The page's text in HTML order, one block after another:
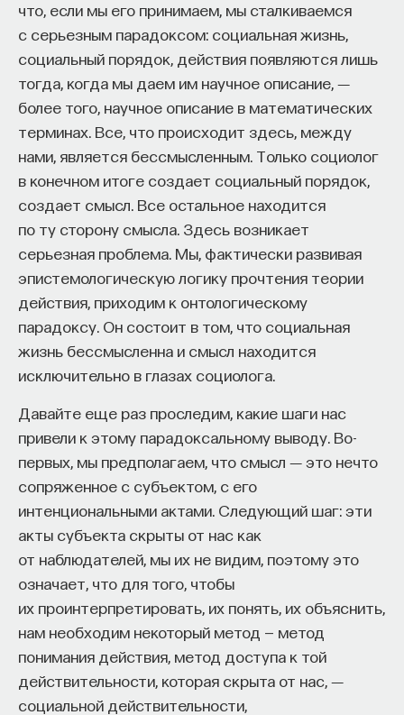
что, если мы его принимаем, мы сталкиваемся
с серьезным парадоксом: социальная жизнь,
социальный порядок, действия появляются лишь
тогда, когда мы даем им научное описание, ―
более того, научное описание в математических
терминах. Все, что происходит здесь, между
нами, является бессмысленным. Только социолог
в конечном итоге создает социальный порядок,
создает смысл. Все остальное находится
по ту сторону смысла. Здесь возникает
серьезная проблема. Мы, фактически развивая
эпистемологическую логику прочтения теории
действия, приходим к онтологическому
парадоксу. Он состоит в том, что социальная
жизнь бессмысленна и смысл находится
исключительно в глазах социолога.
Давайте еще раз проследим, какие шаги нас
привели к этому парадоксальному выводу. Во-
первых, мы предполагаем, что смысл ― это нечто
сопряженное с субъектом, с его
интенциональными актами. Следующий шаг: эти
акты субъекта скрыты от нас как
от наблюдателей, мы их не видим, поэтому это
означает, что для того, чтобы
их проинтерпретировать, их понять, их объяснить,
нам необходим некоторый метод — метод
понимания действия, метод доступа к той
действительности, которая скрыта от нас, ―
социальной действительности,